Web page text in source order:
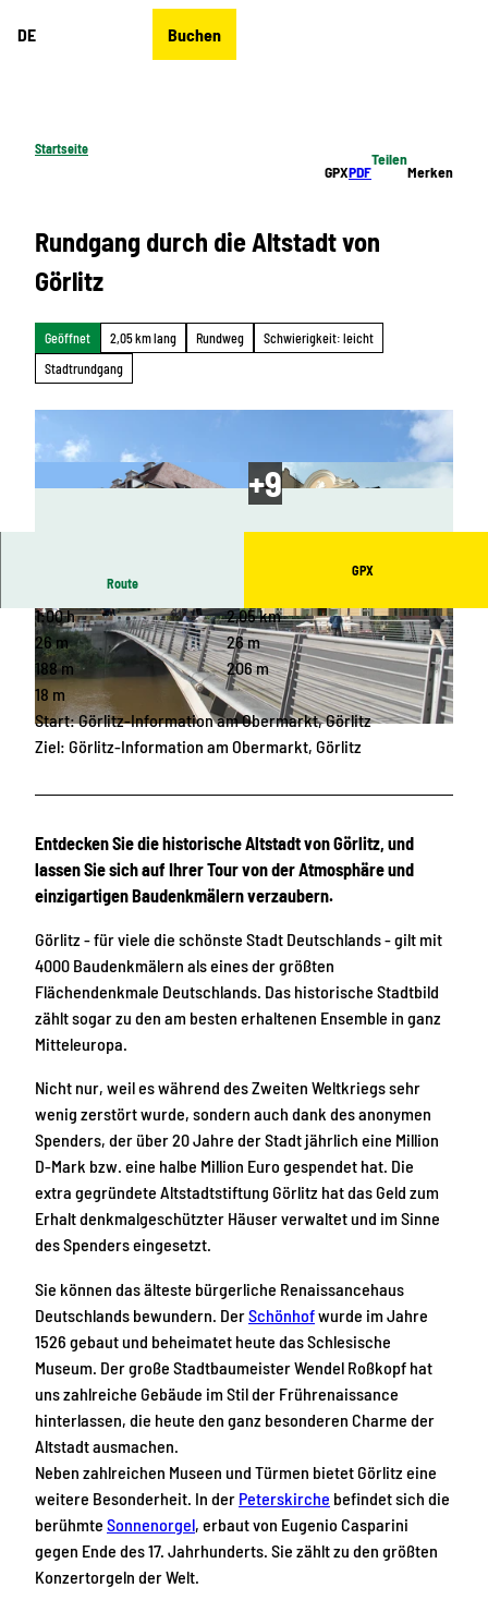
DE Buchen
Startseite
GPXPDF
Teilen
Merken
Rundgang durch die Altstadt von
Görlitz
Geöffnet 2,05 km lang Rundweg
Schwierigkeit: leicht
Stadtrundgang
© Europastadt GörlitzZgorzelec GmbH, Archiv
Europastadt GörlitzZgorzelec GmbH, Europasta
dt GmbH | CC-BY-SA
© Europastadt GörlitzZgorzelec GmbH, Archiv
Europastadt GörlitzZgorzelec GmbH |
CC-BY-SA
Route
GPX
1:00 h
2,05 km
26 m
26 m
188 m
206 m
18 m
Start: Görlitz-Information am Obermarkt, Görlitz
Ziel: Görlitz-Information am Obermarkt, Görlitz
Entdecken Sie die historische Altstadt von Görlitz, und
lassen Sie sich auf Ihrer Tour von der Atmosphäre und
einzigartigen Baudenkmälern verzaubern.
Görlitz - für viele die schönste Stadt Deutschlands - gilt mit
4000 Baudenkmälern als eines der größten
Flächendenkmale Deutschlands. Das historische Stadtbild
zählt sogar zu den am besten erhaltenen Ensemble in ganz
Mitteleuropa.
Nicht nur, weil es während des Zweiten Weltkriegs sehr
wenig zerstört wurde, sondern auch dank des anonymen
Spenders, der über 20 Jahre der Stadt jährlich eine Million
D-Mark bzw. eine halbe Million Euro gespendet hat. Die
extra gegründete Altstadtstiftung Görlitz hat das Geld zum
Erhalt denkmalgeschützter Häuser verwaltet und im Sinne
des Spenders eingesetzt.
Sie können das älteste bürgerliche Renaissancehaus
Deutschlands bewundern. DerSchönhofwurde im Jahre
1526 gebaut und beheimatet heute das Schlesische
Museum. Der große Stadtbaumeister Wendel Roßkopf hat
uns zahlreiche Gebäude im Stil der Frührenaissance
hinterlassen, die heute den ganz besonderen Charme der
Altstadt ausmachen.
Neben zahlreichen Museen und Türmen bietet Görlitz eine
weitere Besonderheit. In der Peterskirche befindet sich die
berühmte Sonnenorgel, erbaut von Eugenio Casparini
gegen Ende des 17. Jahrhunderts. Sie zählt zu den größten
Konzertorgeln der Welt.